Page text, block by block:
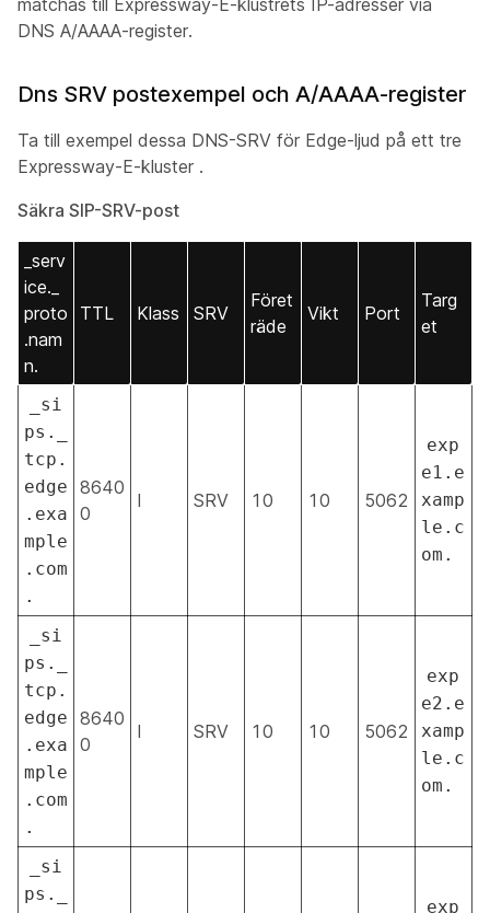
matchas till Expressway-E-klustrets IP-adresser via
DNS A/AAAA-register.
Dns SRV postexempel och A/AAAA-register
Ta till exempel dessa DNS-SRV för Edge-ljud på ett tre
Expressway-E-kluster .
Säkra SIP-SRV-post
_serv
ice._
proto
.nam
n.
TTL Klass SRV
Föret
räde
Vikt Port
Targ
et
_si
ps._
tcp.
edge
.exa
mple
.com
.
8640
0
I SRV 10 10 5062
exp
e1.e
xamp
le.c
om.
_si
ps._
tcp.
edge
.exa
mple
.com
.
8640
0
I SRV 10 10 5062
exp
e2.e
xamp
le.c
om.
_si
ps._
exp